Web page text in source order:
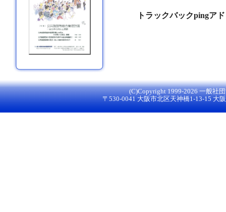
トラックバックpingア
(C)Copyright 1999-2026 一般社
〒530-0041 大阪市北区天神橋1-13-15 大